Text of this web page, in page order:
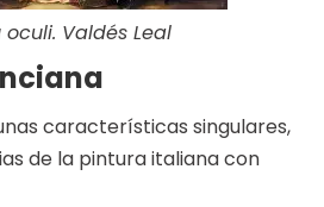
Valdés Leal
características singulares,
de la pintura italiana con